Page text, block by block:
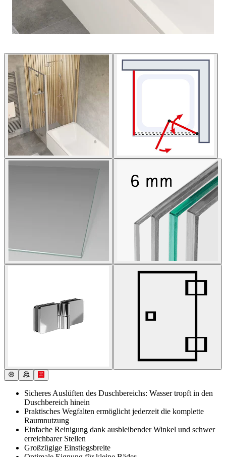
Sicheres Auslüften des Duschbereichs: Wasser tropft in den
Duschbereich hinein
Praktisches Wegfalten ermöglicht jederzeit die komplette
Raumnutzung
Einfache Reinigung dank ausbleibender Winkel und schwer
erreichbarer Stellen
Großzügige Einstiegsbreite